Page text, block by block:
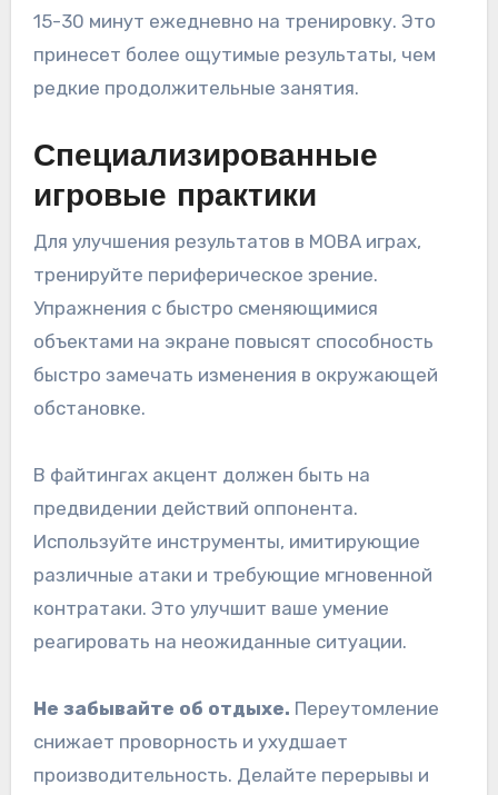
15-30 минут ежедневно на тренировку. Это
принесет более ощутимые результаты, чем
редкие продолжительные занятия.
Специализированные
игровые практики
Для улучшения результатов в MOBA играх,
тренируйте периферическое зрение.
Упражнения с быстро сменяющимися
объектами на экране повысят способность
быстро замечать изменения в окружающей
обстановке.
В файтингах акцент должен быть на
предвидении действий оппонента.
Используйте инструменты, имитирующие
различные атаки и требующие мгновенной
контратаки. Это улучшит ваше умение
реагировать на неожиданные ситуации.
Не забывайте об отдыхе. Переутомление
снижает проворность и ухудшает
производительность. Делайте перерывы и